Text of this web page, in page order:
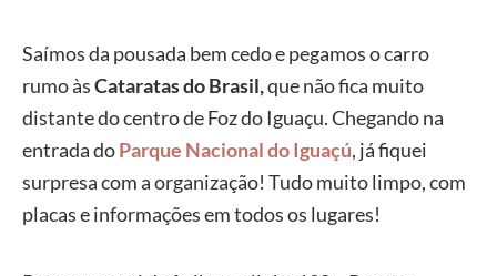
Saímos da pousada bem cedo e pegamos o carro
rumo àsCataratas do Brasil,que não fica muito
distante do centro de Foz do Iguaçu. Chegando na
entrada doParque Nacional do Iguaçú, já fiquei
surpresa com a organização! Tudo muito limpo, com
placas e informações em todos os lugares!